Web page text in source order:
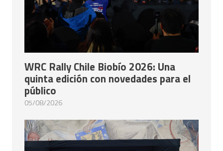
WRC Rally Chile Biobío 2026: Una
quinta edición con novedades para el
público
05/08/2026